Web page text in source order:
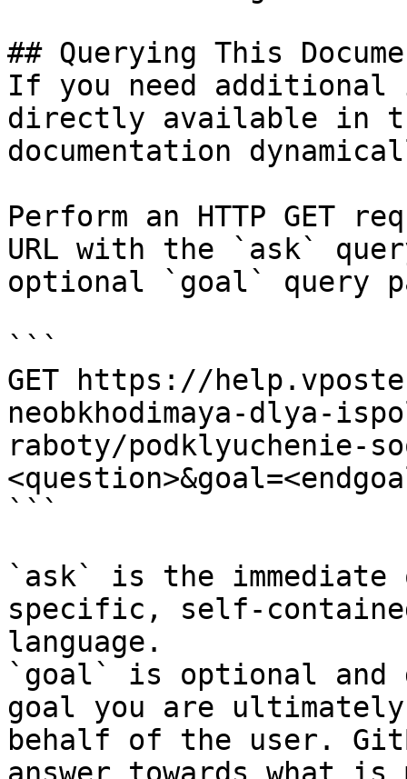
## Querying This
If you need
directly available in
documentation
Perform an HTTP GET
URL with the `ask`
optional `goal` query
```
GET https://
neobkhodimaya-dlya-
raboty/podklyuchenie-
```
`ask` is the
specific, self-
language.
`goal` is optional and
goal you are
behalf of the user.